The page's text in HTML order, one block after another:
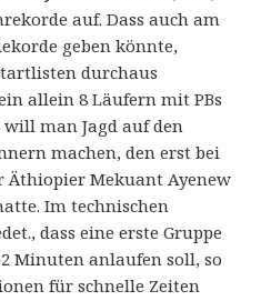
auf.Dass auch am
geben könnte,
durchaus
allein 8 Läufern mit PBs
man Jagd auf den
machen, den erst bei
Äthiopier Mekuant Ayenew
Im technischen
dass eine erste Gruppe
Minuten anlaufen soll, so
für schnelle Zeiten